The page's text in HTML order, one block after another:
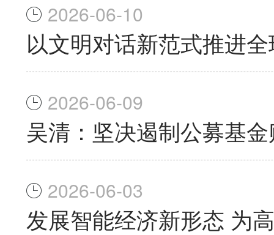
2026-06-10
以文明对话新范式推进
2026-06-09
吴清：坚决遏制公募基
2026-06-03
发展智能经济新形态 为